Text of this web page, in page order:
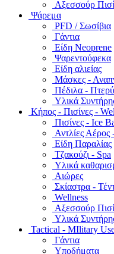
Αξεσσούρ
Ψάρεμα
PFD / Σωσίβια
Γάντια
Είδη Neoprene
Ψαρεντούφεκα
Είδη αλιείας
Μάσκες -
Πέδιλα -
Υλικά
Κήπος - Πισίνες -
Πισίνες - Ice
Αντλίες
Είδη Παραλίας
Τζακούζι - Spa
Υλικά
Αιώρες
Σκίαστρα -
Wellness
Αξεσσούρ
Υλικά
Tactical - MIlitary
Γάντια
Υποδήματα